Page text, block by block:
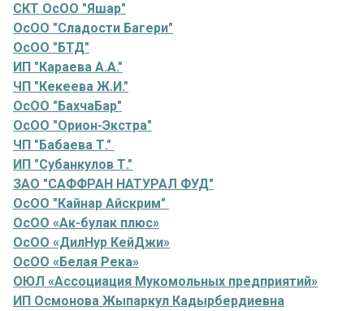
СКТ ОсОО "Яшар"
ОсОО "Сладости Багери"
ОсОО "БТД"
ИП "Караева А.А."
ЧП "Кекеева Ж.И."
ОсОО "БахчаБар"
ОсОО "Орион-Экстра"
ЧП "Бабаева Т."
ИП "Субанкулов Т."
ЗАО "САФФРАН НАТУРАЛ ФУД"
ОсОО "Кайнар Айскрим"
ОсОО «Ак-булак плюс»
ОсОО «ДилНур КейДжи»
ОсОО «Белая Река»
ОЮЛ «Ассоциация Мукомольных предприятий»
ИП Осмонова Жыпаркул Кадырбердиевна